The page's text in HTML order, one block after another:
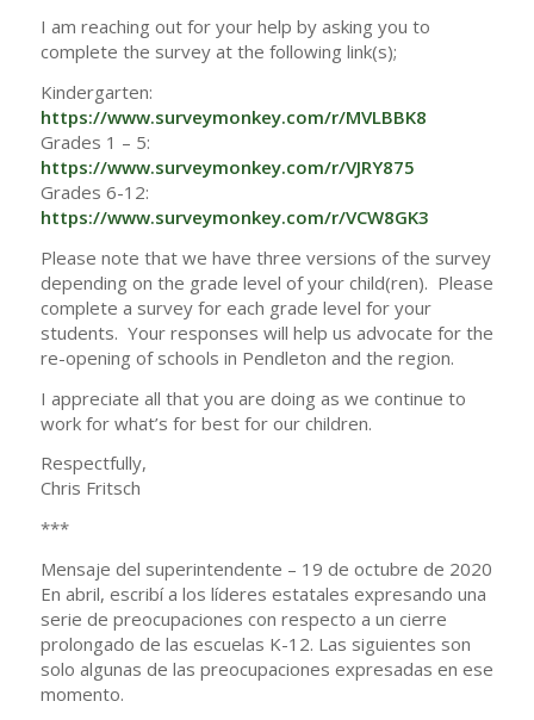
I am reaching out for your help by asking you to
complete the survey at the following link(s);
Kindergarten:
https://www.surveymonkey.com/r/MVLBBK8
Grades 1 – 5:
https://www.surveymonkey.com/r/VJRY875
Grades 6-12:
https://www.surveymonkey.com/r/VCW8GK3
Please note that we have three versions of the survey
depending on the grade level of your child(ren). Please
complete a survey for each grade level for your
students. Your responses will help us advocate for the
re-opening of schools in Pendleton and the region.
I appreciate all that you are doing as we continue to
work for what’s for best for our children.
Respectfully,
Chris Fritsch
***
Mensaje del superintendente – 19 de octubre de 2020
En abril, escribí a los líderes estatales expresando una
serie de preocupaciones con respecto a un cierre
prolongado de las escuelas K-12. Las siguientes son
solo algunas de las preocupaciones expresadas en ese
momento.